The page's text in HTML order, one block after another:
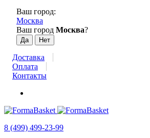
Ваш город:
Москва
Ваш город Москва?
Доставка
Оплата
Контакты
8 (499) 499-23-99